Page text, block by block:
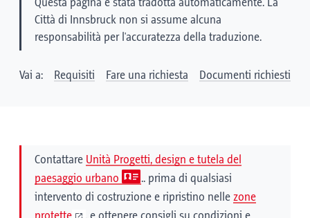
Questa pagina è stata tradotta automaticamente. La
Città di Innsbruck non si assume alcuna
responsabilità per l'accuratezza della traduzione.
Vai a: Requisiti Fare una richiesta Documenti richiesti
Contattare Unità Progetti, design e tutela del
paesaggio urbano
.. prima di qualsiasi
intervento di costruzione e ripristino nelle zone